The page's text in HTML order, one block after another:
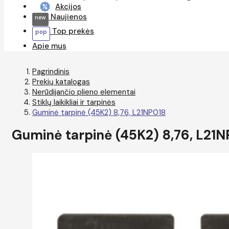
Akcijos
Naujienos
Top prekės
Apie mus
Pagrindinis
Prekių katalogas
Nerūdijančio plieno elementai
Stiklų laikikliai ir tarpinės
Guminė tarpinė (45K2) 8,76, L21NP018
Guminė tarpinė (45K2) 8,76,